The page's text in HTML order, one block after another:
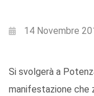
14 Novembre
Si svolgerà a
manifestazione che